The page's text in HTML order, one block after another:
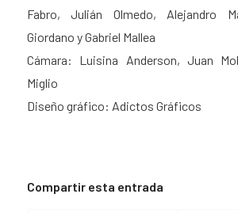
Fabro, Julián Olmedo, Alejandro
Giordano y Gabriel Mallea
Cámara: Luisina Anderson, Juan
Miglio
Diseño gráfico: Adictos Gráficos
Compartir esta entrada